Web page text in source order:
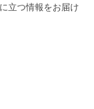
立つ情報をお届け